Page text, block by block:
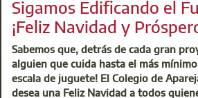
Sigamos Edificando el
¡Feliz Navidad y
Sabemos que, detrás de cada gran
alguien que cuida hasta el más
escala de juguete! El Colegio de
desea una Feliz Navidad a todos